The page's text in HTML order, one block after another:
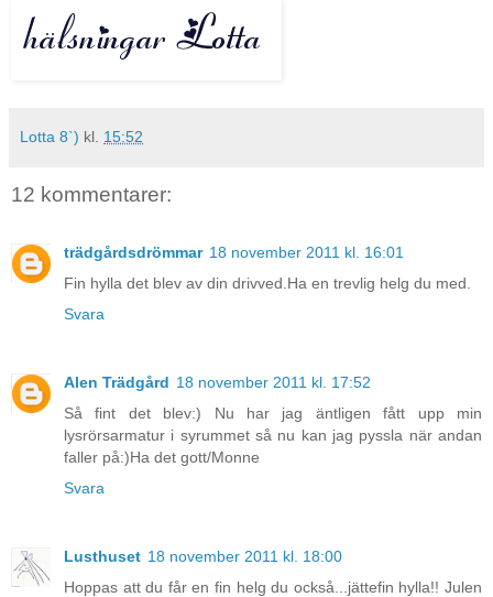
Lotta 8`) kl. 15:52
12 kommentarer:
trädgårdsdrömmar 18 november 2011 kl. 16:01
Fin hylla det blev av din drivved.Ha en trevlig helg du med.
Svara
Alen Trädgård 18 november 2011 kl. 17:52
Så fint det blev:) Nu har jag äntligen fått upp min
lysrörsarmatur i syrummet så nu kan jag pyssla när andan
faller på:)Ha det gott/Monne
Svara
Lusthuset 18 november 2011 kl. 18:00
Hoppas att du får en fin helg du också...jättefin hylla!! Julen